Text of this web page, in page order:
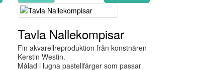
Tavla Nallekompisar
Fin akvarellreproduktion från konstnären
Kerstin Westin.
Målad i lugna pastellfärger som passar